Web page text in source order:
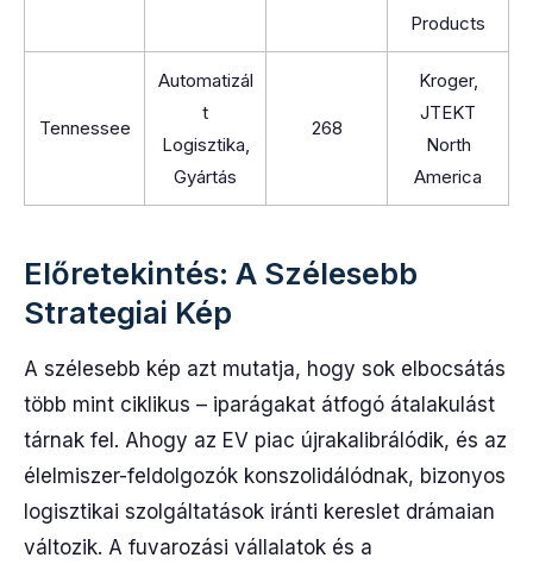
Products
Tennessee
Automatizál
t
Logisztika,
Gyártás
268
Kroger,
JTEKT
North
America
Előretekintés: A Szélesebb
Strategiai Kép
A szélesebb kép azt mutatja, hogy sok elbocsátás
több mint ciklikus – iparágakat átfogó átalakulást
tárnak fel. Ahogy az EV piac újrakalibrálódik, és az
élelmiszer-feldolgozók konszolidálódnak, bizonyos
logisztikai szolgáltatások iránti kereslet drámaian
változik. A fuvarozási vállalatok és a